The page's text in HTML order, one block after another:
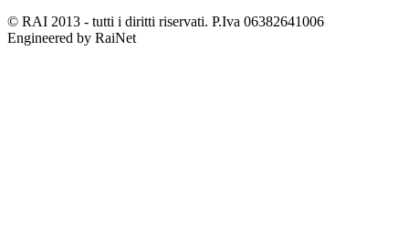
© RAI 2013 - tutti i diritti riservati. P.Iva 06382641006
Engineered by RaiNet